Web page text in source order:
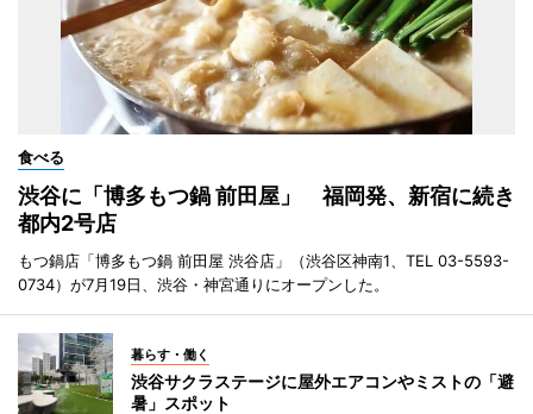
食べる
渋谷に「博多もつ鍋 前田屋」 福岡発、新宿に続き
都内2号店
もつ鍋店「博多もつ鍋 前田屋 渋谷店」（渋谷区神南1、TEL 03-5593-
0734）が7月19日、渋谷・神宮通りにオープンした。
暮らす・働く
渋谷サクラステージに屋外エアコンやミストの「避
暑」スポット